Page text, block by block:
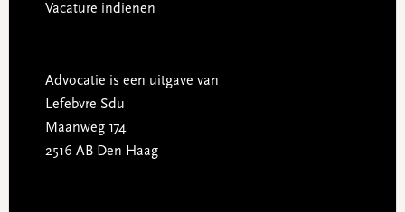
Vacature indienen
Advocatie is een uitgave van
Lefebvre Sdu
Maanweg 174
2516 AB Den Haag